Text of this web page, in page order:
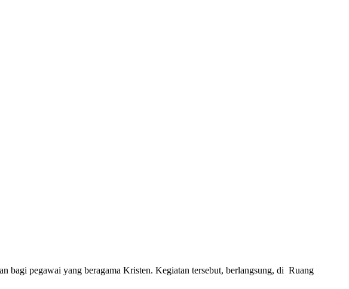
bagi pegawai yang beragama Kristen. Kegiatan tersebut, berlangsung, di Ruang